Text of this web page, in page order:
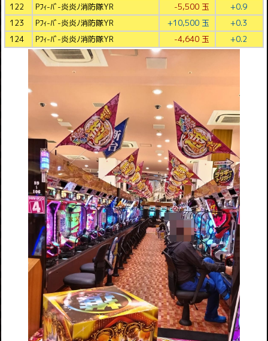
122
Pﾌｨ-ﾊﾞ-炎炎ﾉ消防隊YR -5,500 玉
+0.9
123
Pﾌｨ-ﾊﾞ-炎炎ﾉ消防隊YR +10,500 玉
+0.3
124
Pﾌｨ-ﾊﾞ-炎炎ﾉ消防隊YR -4,640 玉 +0.2